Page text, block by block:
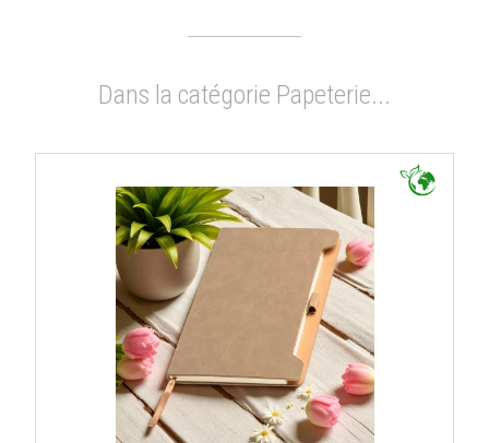
Dans la catégorie Papeterie...